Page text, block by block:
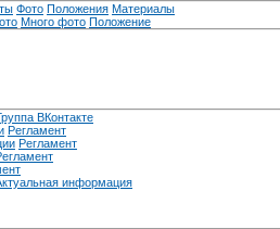
Фото Положения Материалы
Много фото Положение
ВКонтакте
Регламент
Регламент
информация